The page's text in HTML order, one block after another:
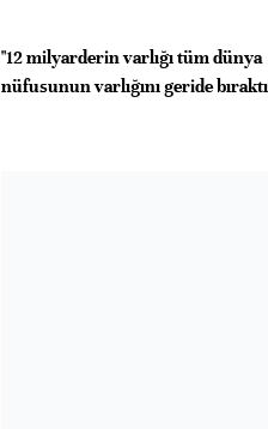
"12 milyarderin varlığı tüm dünya
nüfusunun varlığını geride